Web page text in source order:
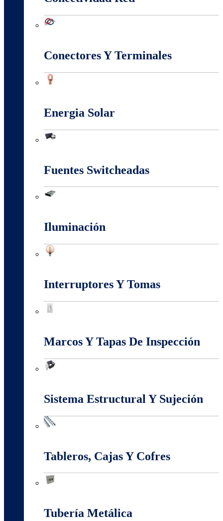
Conectores Y Terminales
Energia Solar
Fuentes Switcheadas
Iluminación
Interruptores Y Tomas
Marcos Y Tapas De Inspección
Sistema Estructural Y Sujeción
Tableros, Cajas Y Cofres
Tubería Metálica